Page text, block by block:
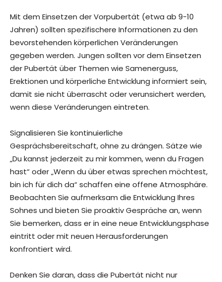
Mit dem Einsetzen der Vorpubertät (etwa ab 9-10
Jahren) sollten spezifischere Informationen zu den
bevorstehenden körperlichen Veränderungen
gegeben werden. Jungen sollten vor dem Einsetzen
der Pubertät über Themen wie Samenerguss,
Erektionen und körperliche Entwicklung informiert sein,
damit sie nicht überrascht oder verunsichert werden,
wenn diese Veränderungen eintreten.
Signalisieren Sie kontinuierliche
Gesprächsbereitschaft, ohne zu drängen. Sätze wie
„Du kannst jederzeit zu mir kommen, wenn du Fragen
hast“ oder „Wenn du über etwas sprechen möchtest,
bin ich für dich da“ schaffen eine offene Atmosphäre.
Beobachten Sie aufmerksam die Entwicklung Ihres
Sohnes und bieten Sie proaktiv Gespräche an, wenn
Sie bemerken, dass er in eine neue Entwicklungsphase
eintritt oder mit neuen Herausforderungen
konfrontiert wird.
Denken Sie daran, dass die Pubertät nicht nur